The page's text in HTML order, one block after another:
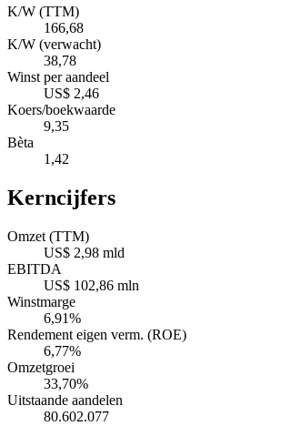
K/W (TTM)
166,68
K/W (verwacht)
38,78
Winst per aandeel
US$ 2,46
Koers/boekwaarde
9,35
Bèta
1,42
Kerncijfers
Omzet (TTM)
US$ 2,98 mld
EBITDA
US$ 102,86 mln
Winstmarge
6,91%
Rendement eigen verm. (ROE)
6,77%
Omzetgroei
33,70%
Uitstaande aandelen
80.602.077